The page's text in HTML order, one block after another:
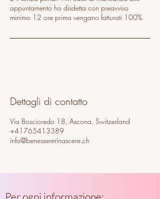
appuntamento ho disdetta con preavviso
minimo 12 ore prima vengano fatturati 100%
Dettagli di contatto
Via Boscioredo 18, Ascona, Switzerland
+41765413389
info@benessererinascere.ch